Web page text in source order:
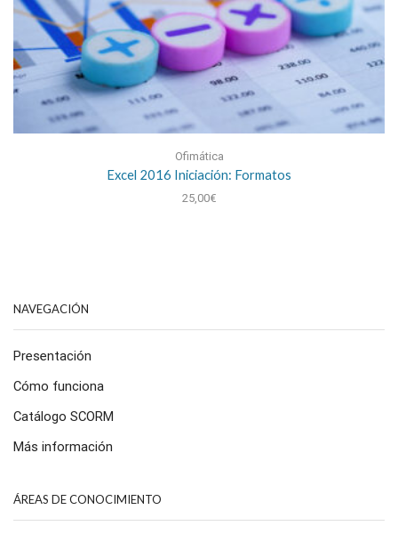
Ofimática
Excel 2016 Iniciación: Formatos
25,00€
NAVEGACIÓN
Presentación
Cómo funciona
Catálogo SCORM
Más información
ÁREAS DE CONOCIMIENTO